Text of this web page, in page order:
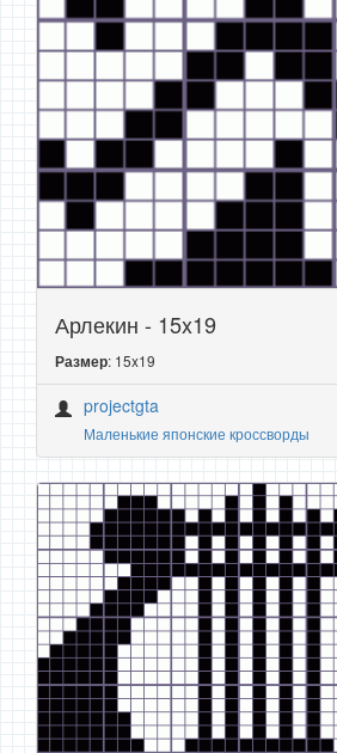
Арлекин - 15x19
Размер: 15x19
projectgta
Маленькие японские кроссворды